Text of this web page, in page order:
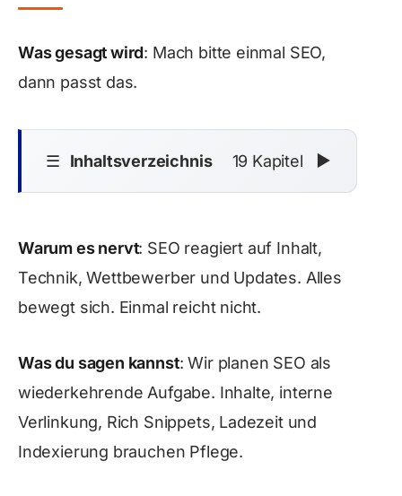
Was gesagt wird: Mach bitte einmal SEO,
dann passt das.
☰ Inhaltsverzeichnis 19 Kapitel ▼
Warum es nervt: SEO reagiert auf Inhalt,
Technik, Wettbewerber und Updates. Alles
bewegt sich. Einmal reicht nicht.
Was du sagen kannst: Wir planen SEO als
wiederkehrende Aufgabe. Inhalte, interne
Verlinkung, Rich Snippets, Ladezeit und
Indexierung brauchen Pflege.